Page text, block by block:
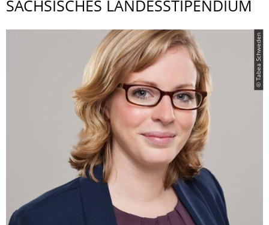
SÄCHSISCHES LANDESSTIPENDI­UM
© Tabea Schweden